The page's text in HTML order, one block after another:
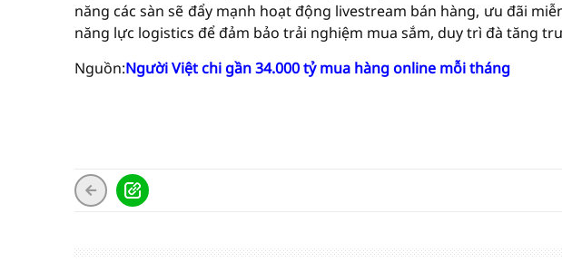
năng các sàn sẽ đẩy mạnh hoạt động livestream bán hàng, ưu đãi
năng lực logistics để đảm bảo trải nghiệm mua sắm, duy trì đà tăng
Nguồn:Người Việt chi gần 34.000 tỷ mua hàng online mỗi tháng